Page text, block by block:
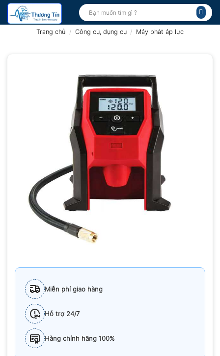
Bỏ
qua
Tìm
kiếm:
Trang chủ / Công cụ, dụng cụ / Máy phát áp lực
Miễn phí giao hàng
Hỗ trợ 24/7
Hàng chính hãng 100%